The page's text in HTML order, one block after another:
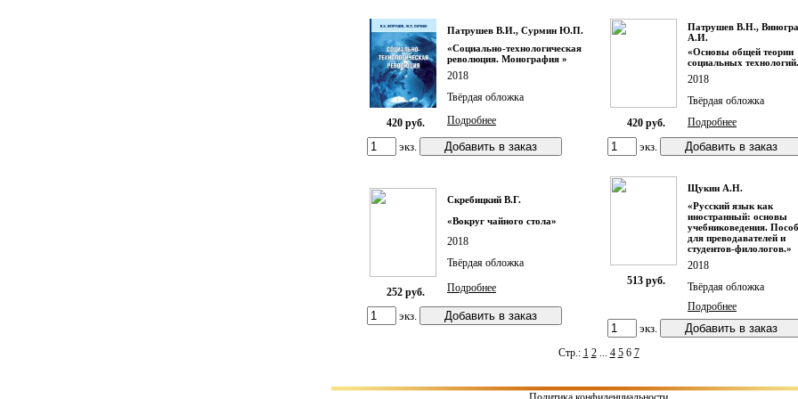
420 руб.
Патрушев В.И., Сурмин Ю.П.
«Социально-технологическая
революция. Монография »
2018
Твёрдая обложка
Подробнее
экз.
420 руб.
Патрушев В.Н.,
А.И.
«Основы общей теории
социальных
2018
Твёрдая обложка
Подробнее
экз.
252 руб.
Скребицкий В.Г.
«Вокруг чайного стола»
2018
Твёрдая обложка
Подробнее
экз.
513 руб.
Щукин А.Н.
«Русский язык как
иностранный: основы
учебниковедения.
для преводавателей и
студентов-филологов.»
2018
Твёрдая обложка
Подробнее
экз.
Стр.: 1 2... 4 56 7